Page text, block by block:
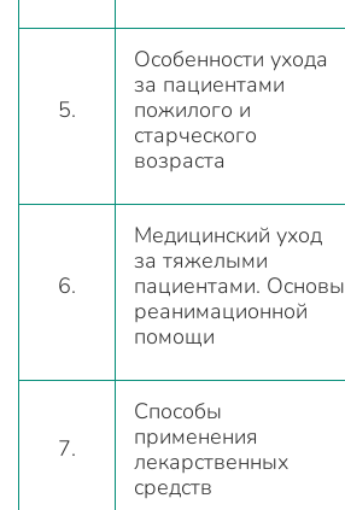
5.
Особенности ухода
за пациентами
пожилого и
старческого
возраста
6.
Медицинский уход
за тяжелыми
пациентами. Основы
реанимационной
помощи
7.
Способы
применения
лекарственных
средств